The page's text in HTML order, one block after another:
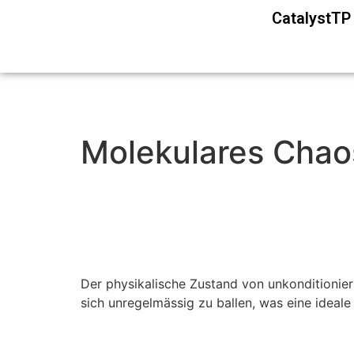
Molekulares
Der physikalische Zustand von
sich unregelmässig zu ballen, was eine